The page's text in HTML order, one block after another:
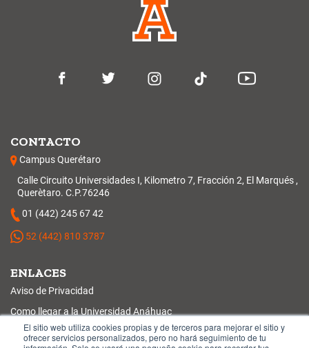
El sitio web utiliza cookies propias y de terceros para mejorar el sitio y
ofrecer servicios personalizados, pero no hará seguimiento de tu
CONTACTO
Campus Querétaro
Calle Circuito Universidades I, Kilometro 7, Fracción 2, El Marqués ,
Querètaro. C.P.76246
01 (442) 245 67 42
52 (442) 810 3787
ENLACES
Aviso de Privacidad
Como llegar a la Universidad Anáhuac
Protocolo de Reapertura en la Nueva Normalidad